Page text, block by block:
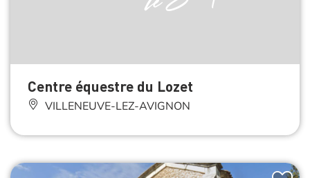
Centre équestre du Lozet
VILLENEUVE-LEZ-AVIGNON